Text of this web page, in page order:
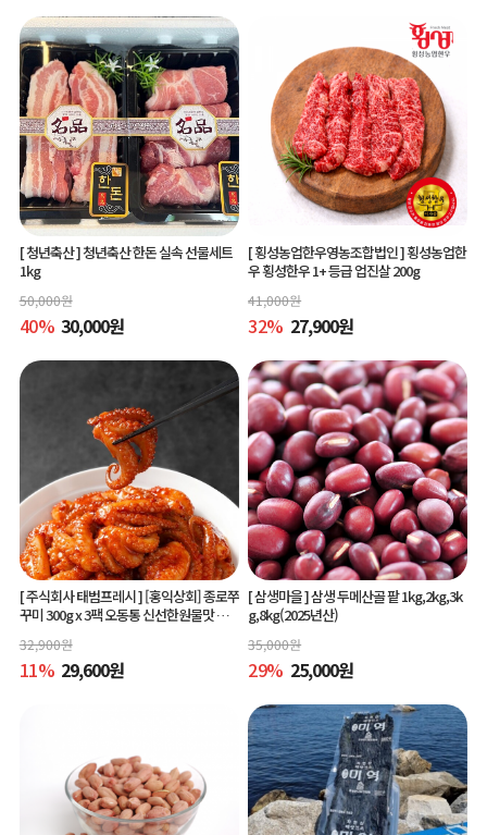
[ 청년축산 ]청년축산 한돈 실속 선물세트
1kg
50,000원
40% 30,000원
[ 횡성농업한우영농조합법인 ]횡성농업한
우 횡성한우 1+ 등급 업진살 200g
41,000원
32% 27,900원
[ 주식회사 태범프레시 ][홍익상회] 종로쭈
꾸미 300g x 3팩 오동통 신선한원물맛 그
32,900원
11% 29,600원
[ 삼생마을 ]삼생 두메산골 팥 1kg,2kg,3k
g,8kg(2025년산)
35,000원
29% 25,000원